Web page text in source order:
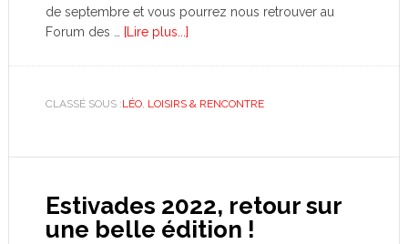
de septembre et vous pourrez nous retrouver au
Forum des …
[Lire plus...]
CLASSÉ SOUS :LÉO, LOISIRS & RENCONTRE
Estivades 2022, retour sur
une belle édition !